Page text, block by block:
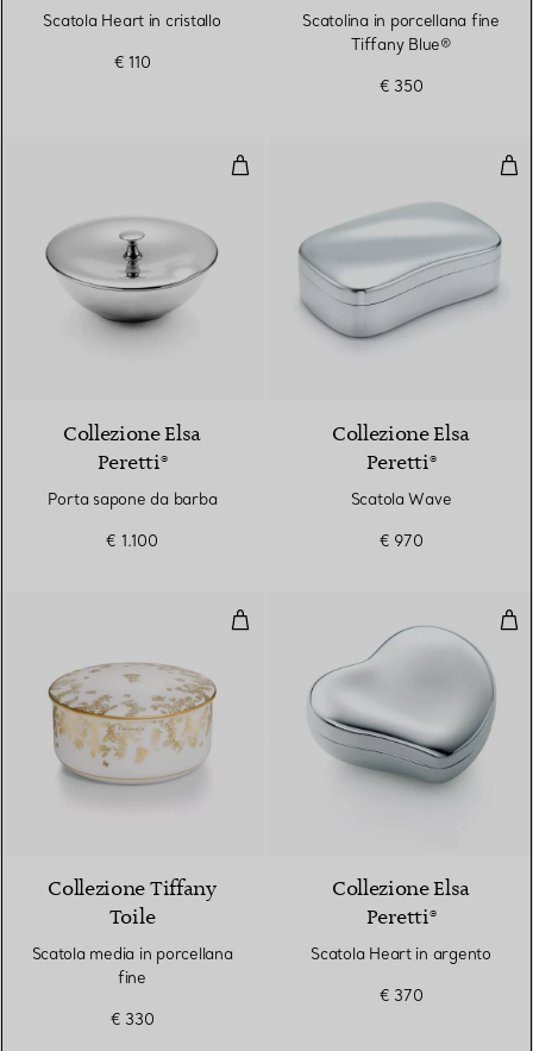
Scatola Heart in cristallo
€ 110
Scatolina in porcellana fine
Tiffany Blue®
€ 350
Porta sapone da barba
Collezione Elsa
Peretti®
Porta sapone da barba
€ 1.100
Collezione Elsa
Peretti®
Scatola Wave
€ 970
Scatola media in porcellana fine
Collezione Tiffany
Toile
Scatola media in porcellana
fine
€ 330
Collezione Elsa
Peretti®
Scatola Heart in argento
€ 370